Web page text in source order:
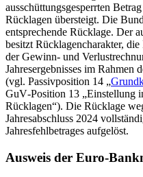
ausschüttungsgesperrten
Rücklagen übersteigt. Die
entsprechende Rücklage. Der
besitzt Rücklagencharakter,
der Gewinn- und
Jahresergebnisses im Rahmen
(vgl. Passivposition 14 „
GuV‑Position 13 „Einstellung
Rücklagen“). Die Rücklage
Jahresabschluss 2024
Jahresfehlbetrages aufgelöst.
Ausweis der Euro-